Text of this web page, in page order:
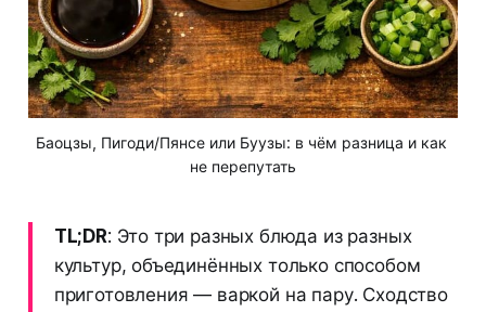
Баоцзы, Пигоди/Пянсе или Буузы: в чём разница и как
не перепутать
TL;DR: Это три разных блюда из разных
культур, объединённых только способом
приготовления — варкой на пару. Сходство